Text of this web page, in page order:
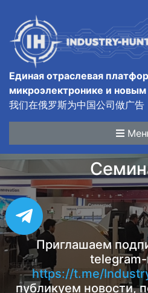
Единая отраслевая
микроэлектронике и
我们在俄罗斯为中国公司做广告
Приглашаем
https://t.me/
публикуем новости,